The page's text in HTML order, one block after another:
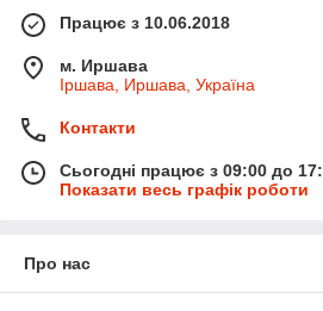
Працює з 10.06.2018
м. Иршава
Іршава, Иршава, Україна
Контакти
Сьогодні працює з 09:00 до
Показати весь графік роботи
Про нас